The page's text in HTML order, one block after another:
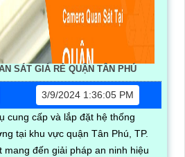
SÁT GIÁ RẺ QUẬN TÂN PHÚ
3/9/2024 1:36:05 PM
cung cấp và lắp đặt hệ thống
tại khu vực quận Tân Phú, TP.